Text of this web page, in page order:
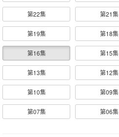
第22集 第21集
第19集 第18集
第16集 第15集
第13集 第12集
第10集 第09集
第07集 第06集